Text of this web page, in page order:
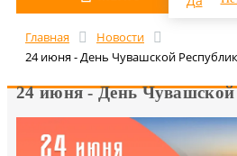
Главная
Новости
24 июня - День Чувашской
24 июня - День Чувашской